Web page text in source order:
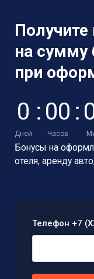
Получите
на сумму
при
0
Дней
: 00
Часов
:
Бонусы на
отеля, аренду
Телефон +7